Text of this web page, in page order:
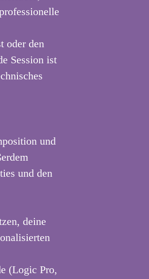
oder den
Session ist
und
und den
deine
(Logic Pro,